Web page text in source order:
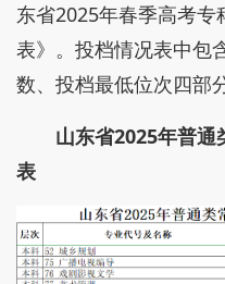
东省2025年春季高考
表》。投档情况表中包
数、投档最低位次四部
山东省2025年普
表